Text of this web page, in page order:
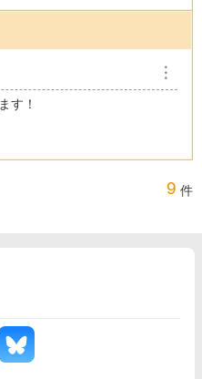
︙
す！
9 件